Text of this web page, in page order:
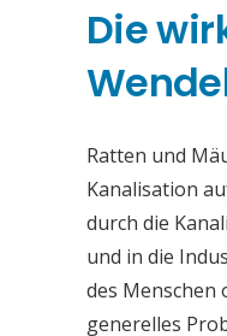
Die
Ratten und
Kanalisation
durch die
und in die
des
generelles